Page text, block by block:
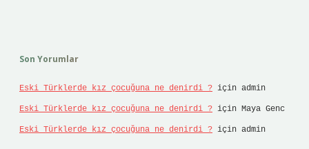
Son Yorumlar
Eski Türklerde kız çocuğuna ne denirdi ? için admin
Eski Türklerde kız çocuğuna ne denirdi ? için Maya Genc
Eski Türklerde kız çocuğuna ne denirdi ? için admin